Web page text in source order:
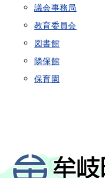
議会事務局
教育委員会
図書館
隣保館
保育園